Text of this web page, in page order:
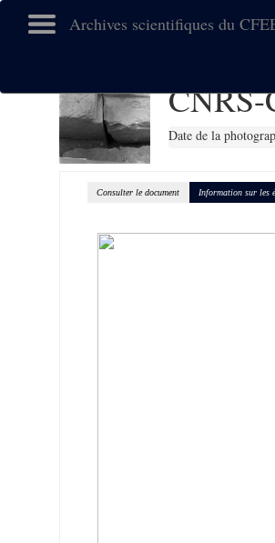
Archives scientifiques du
Date de la
Consulter le document Information sur les